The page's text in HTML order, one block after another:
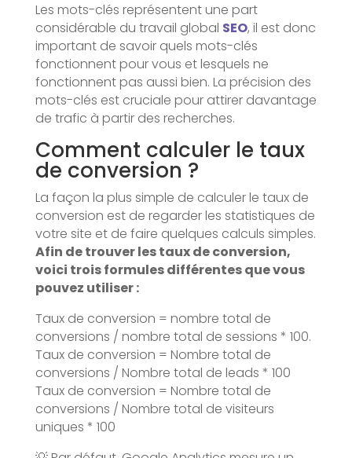
Les mots-clés représentent une part
considérable du travail global SEO, il est donc
important de savoir quels mots-clés
fonctionnent pour vous et lesquels ne
fonctionnent pas aussi bien. La précision des
mots-clés est cruciale pour attirer davantage
de trafic à partir des recherches.
Comment calculer le taux
de conversion ?
La façon la plus simple de calculer le taux de
conversion est de regarder les statistiques de
votre site et de faire quelques calculs simples.
Afin de trouver les taux de conversion,
voici trois formules différentes que vous
pouvez utiliser :
Taux de conversion = nombre total de
conversions / nombre total de sessions * 100.
Taux de conversion = Nombre total de
conversions / Nombre total de leads * 100
Taux de conversion = Nombre total de
conversions / Nombre total de visiteurs
uniques * 100